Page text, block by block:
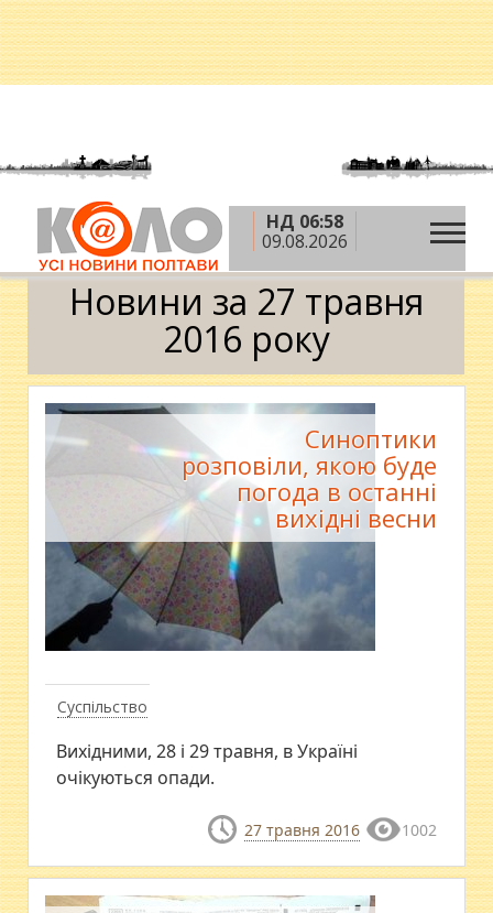
НД 06:58
09.08.2026
Головна » 2016 рік » травень »27 травня
Календар
Новини за 27 травня
2016 року
Суспільство
Синоптики
розповіли, якою буде
погода в останні
вихідні весни
Вихідними, 28 і 29 травня, в Україні
очікуються опади.
27 травня 2016 1002